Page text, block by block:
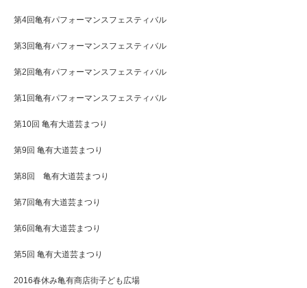
第4回亀有パフォーマンスフェスティバル
第3回亀有パフォーマンスフェスティバル
第2回亀有パフォーマンスフェスティバル
第1回亀有パフォーマンスフェスティバル
第10回 亀有大道芸まつり
第9回 亀有大道芸まつり
第8回 亀有大道芸まつり
第7回亀有大道芸まつり
第6回亀有大道芸まつり
第5回 亀有大道芸まつり
2016春休み亀有商店街子ども広場